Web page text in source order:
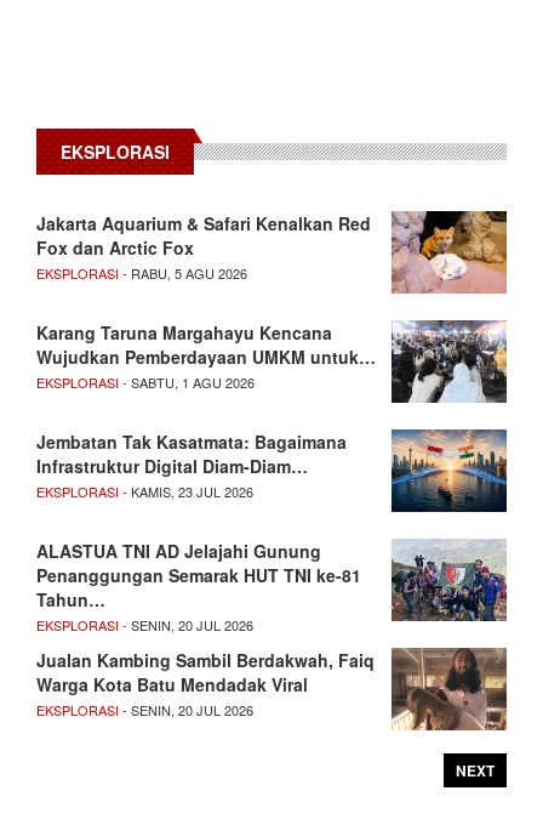
EKSPLORASI
Jakarta Aquarium & Safari Kenalkan Red
Fox dan Arctic Fox
EKSPLORASI- RABU, 5 AGU 2026
Karang Taruna Margahayu Kencana
Wujudkan Pemberdayaan UMKM untuk…
EKSPLORASI- SABTU, 1 AGU 2026
Jembatan Tak Kasatmata: Bagaimana
Infrastruktur Digital Diam-Diam…
EKSPLORASI- KAMIS, 23 JUL 2026
ALASTUA TNI AD Jelajahi Gunung
Penanggungan Semarak HUT TNI ke-81
Tahun…
EKSPLORASI- SENIN, 20 JUL 2026
Jualan Kambing Sambil Berdakwah, Faiq
Warga Kota Batu Mendadak Viral
EKSPLORASI- SENIN, 20 JUL 2026
NEXT